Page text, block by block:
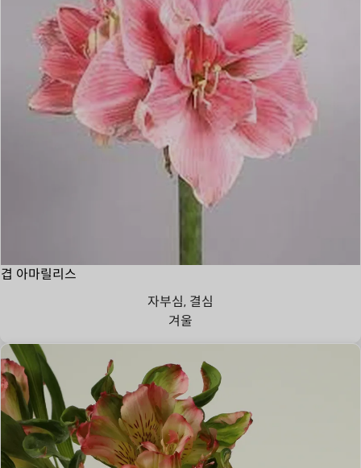
겹 아마릴리스
자부심, 결심
겨울